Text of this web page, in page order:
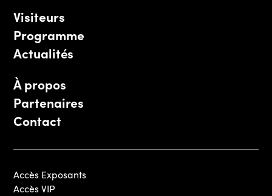
Visiteurs
Programme
Actualités
À propos
Partenaires
Contact
Accès Exposants
Accès VIP